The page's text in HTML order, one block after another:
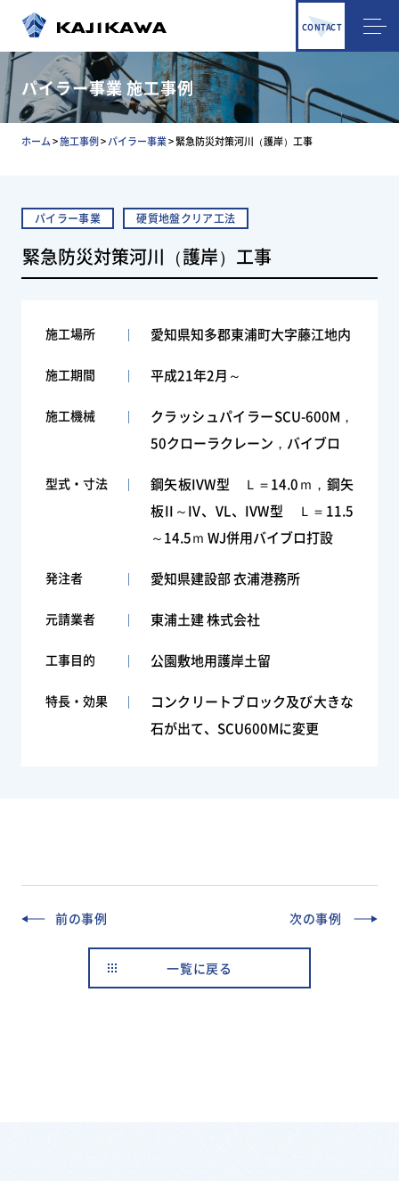
CONTACT
パイラー事業 施工事例
ホーム>施工事例>パイラー事業>緊急防災対策河川（護岸）工事
パイラー事業 硬質地盤クリア工法
緊急防災対策河川（護岸）工事
施工場所 愛知県知多郡東浦町大字藤江地内
施工期間 平成21年2月～
施工機械
クラッシュパイラーSCU-600M，
50クローラクレーン，バイブロ
型式・寸法
鋼矢板IVW型 Ｌ＝14.0ｍ，鋼矢
板II～IV、VL、IVW型 Ｌ＝11.5
～14.5ｍ WJ併用バイブロ打設
発注者 愛知県建設部 衣浦港務所
元請業者 東浦土建 株式会社
工事目的 公園敷地用護岸土留
特長・効果
コンクリートブロック及び大きな
石が出て、SCU600Mに変更
前の事例 次の事例
一覧に戻る